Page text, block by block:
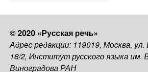
© 2020 «Русская речь»
Адрес редакции: 119019, Москва, ул.
18/2, Институт русского языка им.
Виноградова РАН